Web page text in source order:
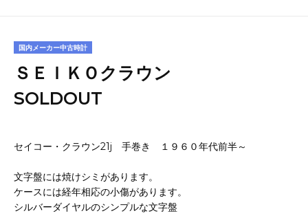
国内メーカー中古時計
ＳＥＩＫＯクラウン
SOLDOUT
セイコー・クラウン21j 手巻き １９６０年代前半～
文字盤には焼けシミがあります。
ケースには経年相応の小傷があります。
シルバーダイヤルのシンプルな文字盤